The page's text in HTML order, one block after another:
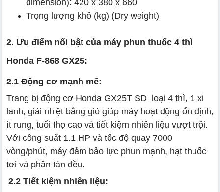
dimension): 420 x 380 x 660
Trọng lượng khô (kg) (Dry weight)
2. Ưu điểm nổi bật của máy phun thuốc 4 thì
Honda F-868 GX25:
2.1 Động cơ mạnh mẽ:
Trang bị động cơ Honda GX25T SD loại 4 thì, 1 xi
lanh, giải nhiệt bằng gió giúp máy hoạt động ổn định,
ít rung, tuổi thọ cao và tiết kiệm nhiên liệu vượt trội.
Với công suất 1.1 HP và tốc độ quay 7000
vòng/phút, máy đảm bảo lực phun mạnh, hạt thuốc
tơi và phân tán đều.
2.2 Tiết kiệm nhiên liệu: